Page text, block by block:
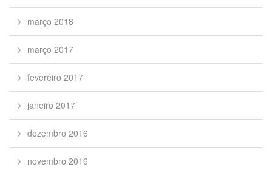
março 2018
março 2017
fevereiro 2017
janeiro 2017
dezembro 2016
novembro 2016